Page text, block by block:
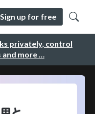
privately, control
and more …
Sign up for free